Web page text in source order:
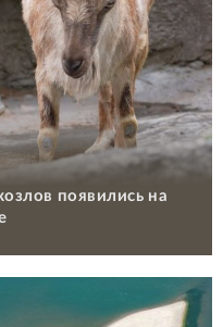
появились на